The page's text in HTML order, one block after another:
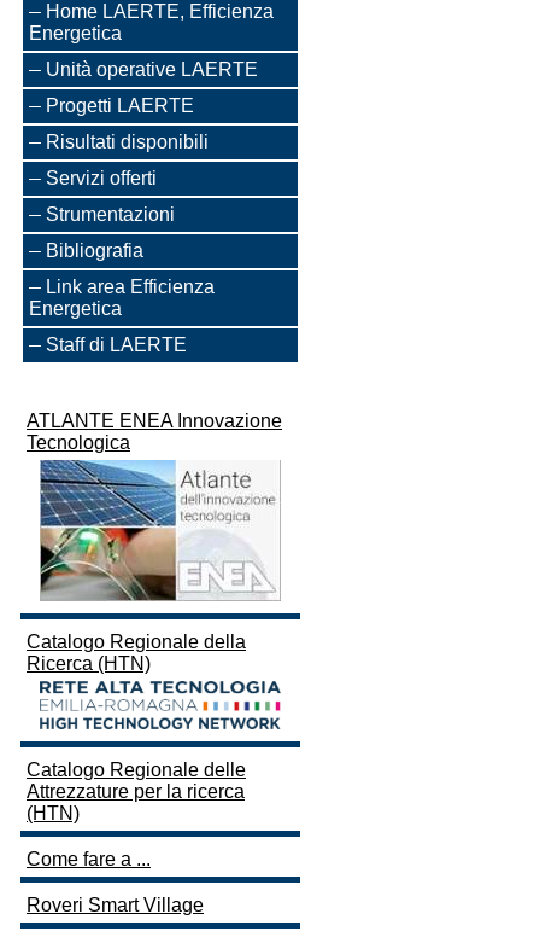
Home LAERTE, Efficienza
Energetica
Unità operative LAERTE
Progetti LAERTE
Risultati disponibili
Servizi offerti
Strumentazioni
Bibliografia
Link area Efficienza
Energetica
Staff di LAERTE
ATLANTE ENEA Innovazione
Tecnologica
Catalogo Regionale della
Ricerca (HTN)
Catalogo Regionale delle
Attrezzature per la ricerca
(HTN)
Come fare a ...
Roveri Smart Village